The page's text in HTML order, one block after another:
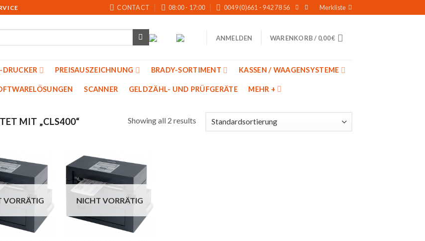
CONTACT 08:00 - 17:00 0049 (0)661 - 942 78 56 Merkliste
ANMELDEN WARENKORB / 0,00€
PREISAUSZEICHNUNG BRADY-SORTIMENT KASSEN / WAAGENSYSTEME
SCANNER GELDZÄHL- UND PRÜFGERÄTE MEHR +
MIT „CLS400“ Showing all 2 results
Auf
Merkliste
VORRÄTIG
Auf
Merkliste
NICHT VORRÄTIG